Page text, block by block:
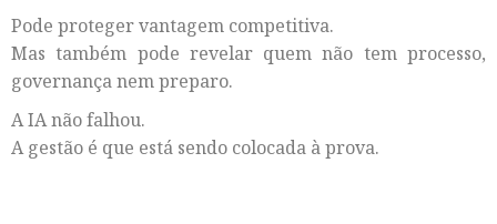
Pode proteger vantagem competitiva.
Mas também pode revelar quem não tem processo,
governança nem preparo.
A IA não falhou.
A gestão é que está sendo colocada à prova.